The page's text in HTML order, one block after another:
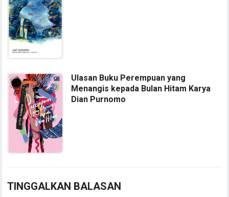
Ulasan Buku Perempuan yang
Menangis kepada Bulan Hitam Karya
Dian Purnomo
TINGGALKAN BALASAN